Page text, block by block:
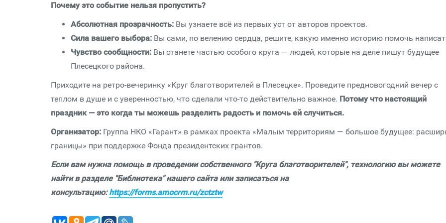
Почему это событие нельзя пропустить?
Абсолютная прозрачность: Вы узнаете всё из первых уст от авторов проектов.
Сила вашего выбора: Вы сами, по велению сердца, решите, какую именно историю помочь
Чувство сообщности: Вы станете частью особого круга — людей, которые на деле пишут будущее
Плесецкого района.
Приходите на ретро-вечеринку «Круг благотворителей в Плесецке». Проведите предновогодний вечер с
теплом в душе и с уверенностью, что сделали что-то действительно важное. Потому что настоящий
праздник — это когда ты можешь разделить радость и помочь ей случиться.
Организатор: Группа НКО «Гарант» в рамках проекта «Малым территориям — большое будущее:
границы» при поддержке Фонда президентских грантов.
Если вам нужна помощь в проведении собственного "Круга благотворителей", технологию вы можете
найти в разделе "Библиотека" нашего сайта или записаться на
консультацию:https://forms.amocrm.ru/zctztw